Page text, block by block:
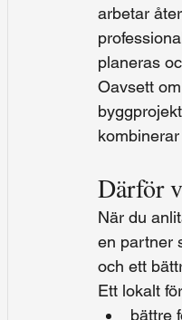
arbetar
planeras
Oavsett
Därför
När du
en partner
och ett
Ett lokalt
bättre